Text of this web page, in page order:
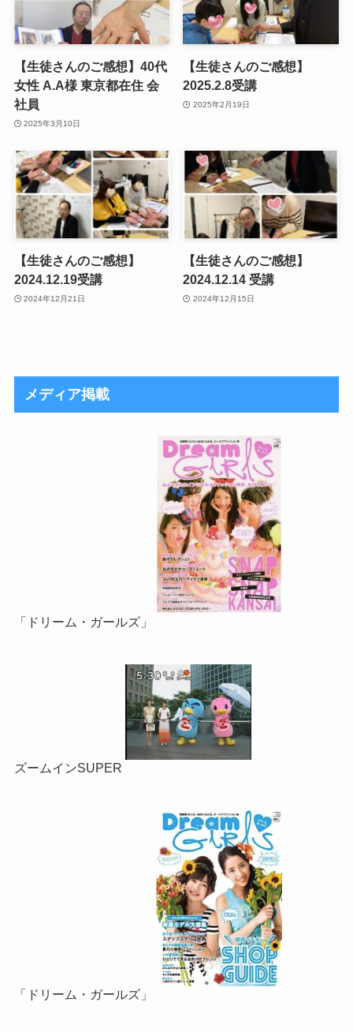
【生徒さんのご感想】40代
女性 A.A様 東京都在住 会
社員
2025年3月10日
【生徒さんのご感想】
2025.2.8受講
2025年2月19日
【生徒さんのご感想】
2024.12.19受講
2024年12月21日
【生徒さんのご感想】
2024.12.14 受講
2024年12月15日
メディア掲載
「ドリーム・ガールズ」
ズームインSUPER
「ドリーム・ガールズ」